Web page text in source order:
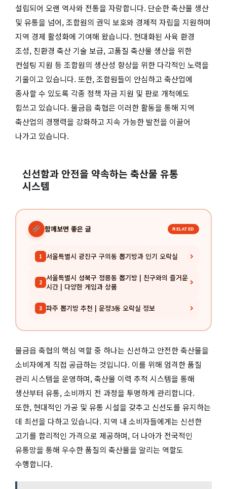
설립되어 오랜 역사와 전통을 자랑합니다. 단순한 축산물 생산
및 유통을 넘어, 조합원의 권익 보호와 경제적 자립을 지원하며
지역 경제 활성화에 기여해 왔습니다. 현대화된 사육 환경
조성, 친환경 축산 기술 보급, 고품질 축산물 생산을 위한
컨설팅 지원 등 조합원의 생산성 향상을 위한 다각적인 노력을
기울이고 있습니다. 또한, 조합원들이 안심하고 축산업에
종사할 수 있도록 각종 정책 자금 지원 및 판로 개척에도
힘쓰고 있습니다. 물금읍 축협은 이러한 활동을 통해 지역
축산업의 경쟁력을 강화하고 지속 가능한 발전을 이끌어
나가고 있습니다.
신선함과 안전을 약속하는 축산물 유통
시스템
함께보면 좋은 글 RELATED
1 서울특별시 광진구 구의동 뽑기방과 인기 오락실
2 서울특별시 성북구 정릉동 뽑기방 | 친구와의 즐거운
시간 | 다양한 게임과 상품
3 파주 뽑기방 추천 | 운정3동 오락실 정보
물금읍 축협의 핵심 역할 중 하나는 신선하고 안전한 축산물을
소비자에게 직접 공급하는 것입니다. 이를 위해 엄격한 품질
관리 시스템을 운영하며, 축산물 이력 추적 시스템을 통해
생산부터 유통, 소비까지 전 과정을 투명하게 관리합니다.
또한, 현대적인 가공 및 유통 시설을 갖추고 신선도를 유지하는
데 최선을 다하고 있습니다. 지역 내 소비자들에게는 신선한
고기를 합리적인 가격으로 제공하며, 더 나아가 전국적인
유통망을 통해 우수한 품질의 축산물을 알리는 역할도
수행합니다.